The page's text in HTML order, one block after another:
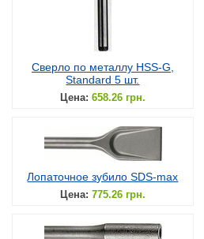
Сверло по металлу HSS-G,
Standard 5 шт.
Цена: 658.26 грн.
Лопаточное зубило SDS-max
Цена: 775.26 грн.